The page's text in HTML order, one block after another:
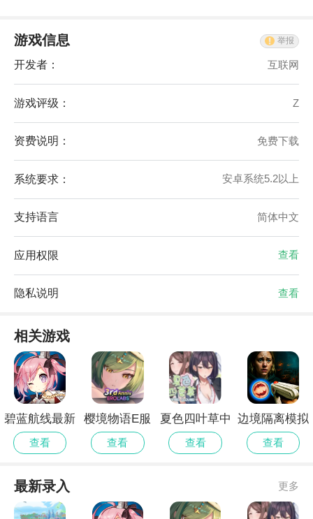
游戏信息 举报
开发者： 互联网
游戏评级： Z
资费说明： 免费下载
系统要求： 安卓系统5.2以上
支持语言 简体中文
应用权限 查看
隐私说明 查看
相关游戏
碧蓝航线最新
官网
查看
樱境物语E服
精简版
查看
夏色四叶草中
文版
查看
边境隔离模拟
器修改版
查看
最新录入 更多